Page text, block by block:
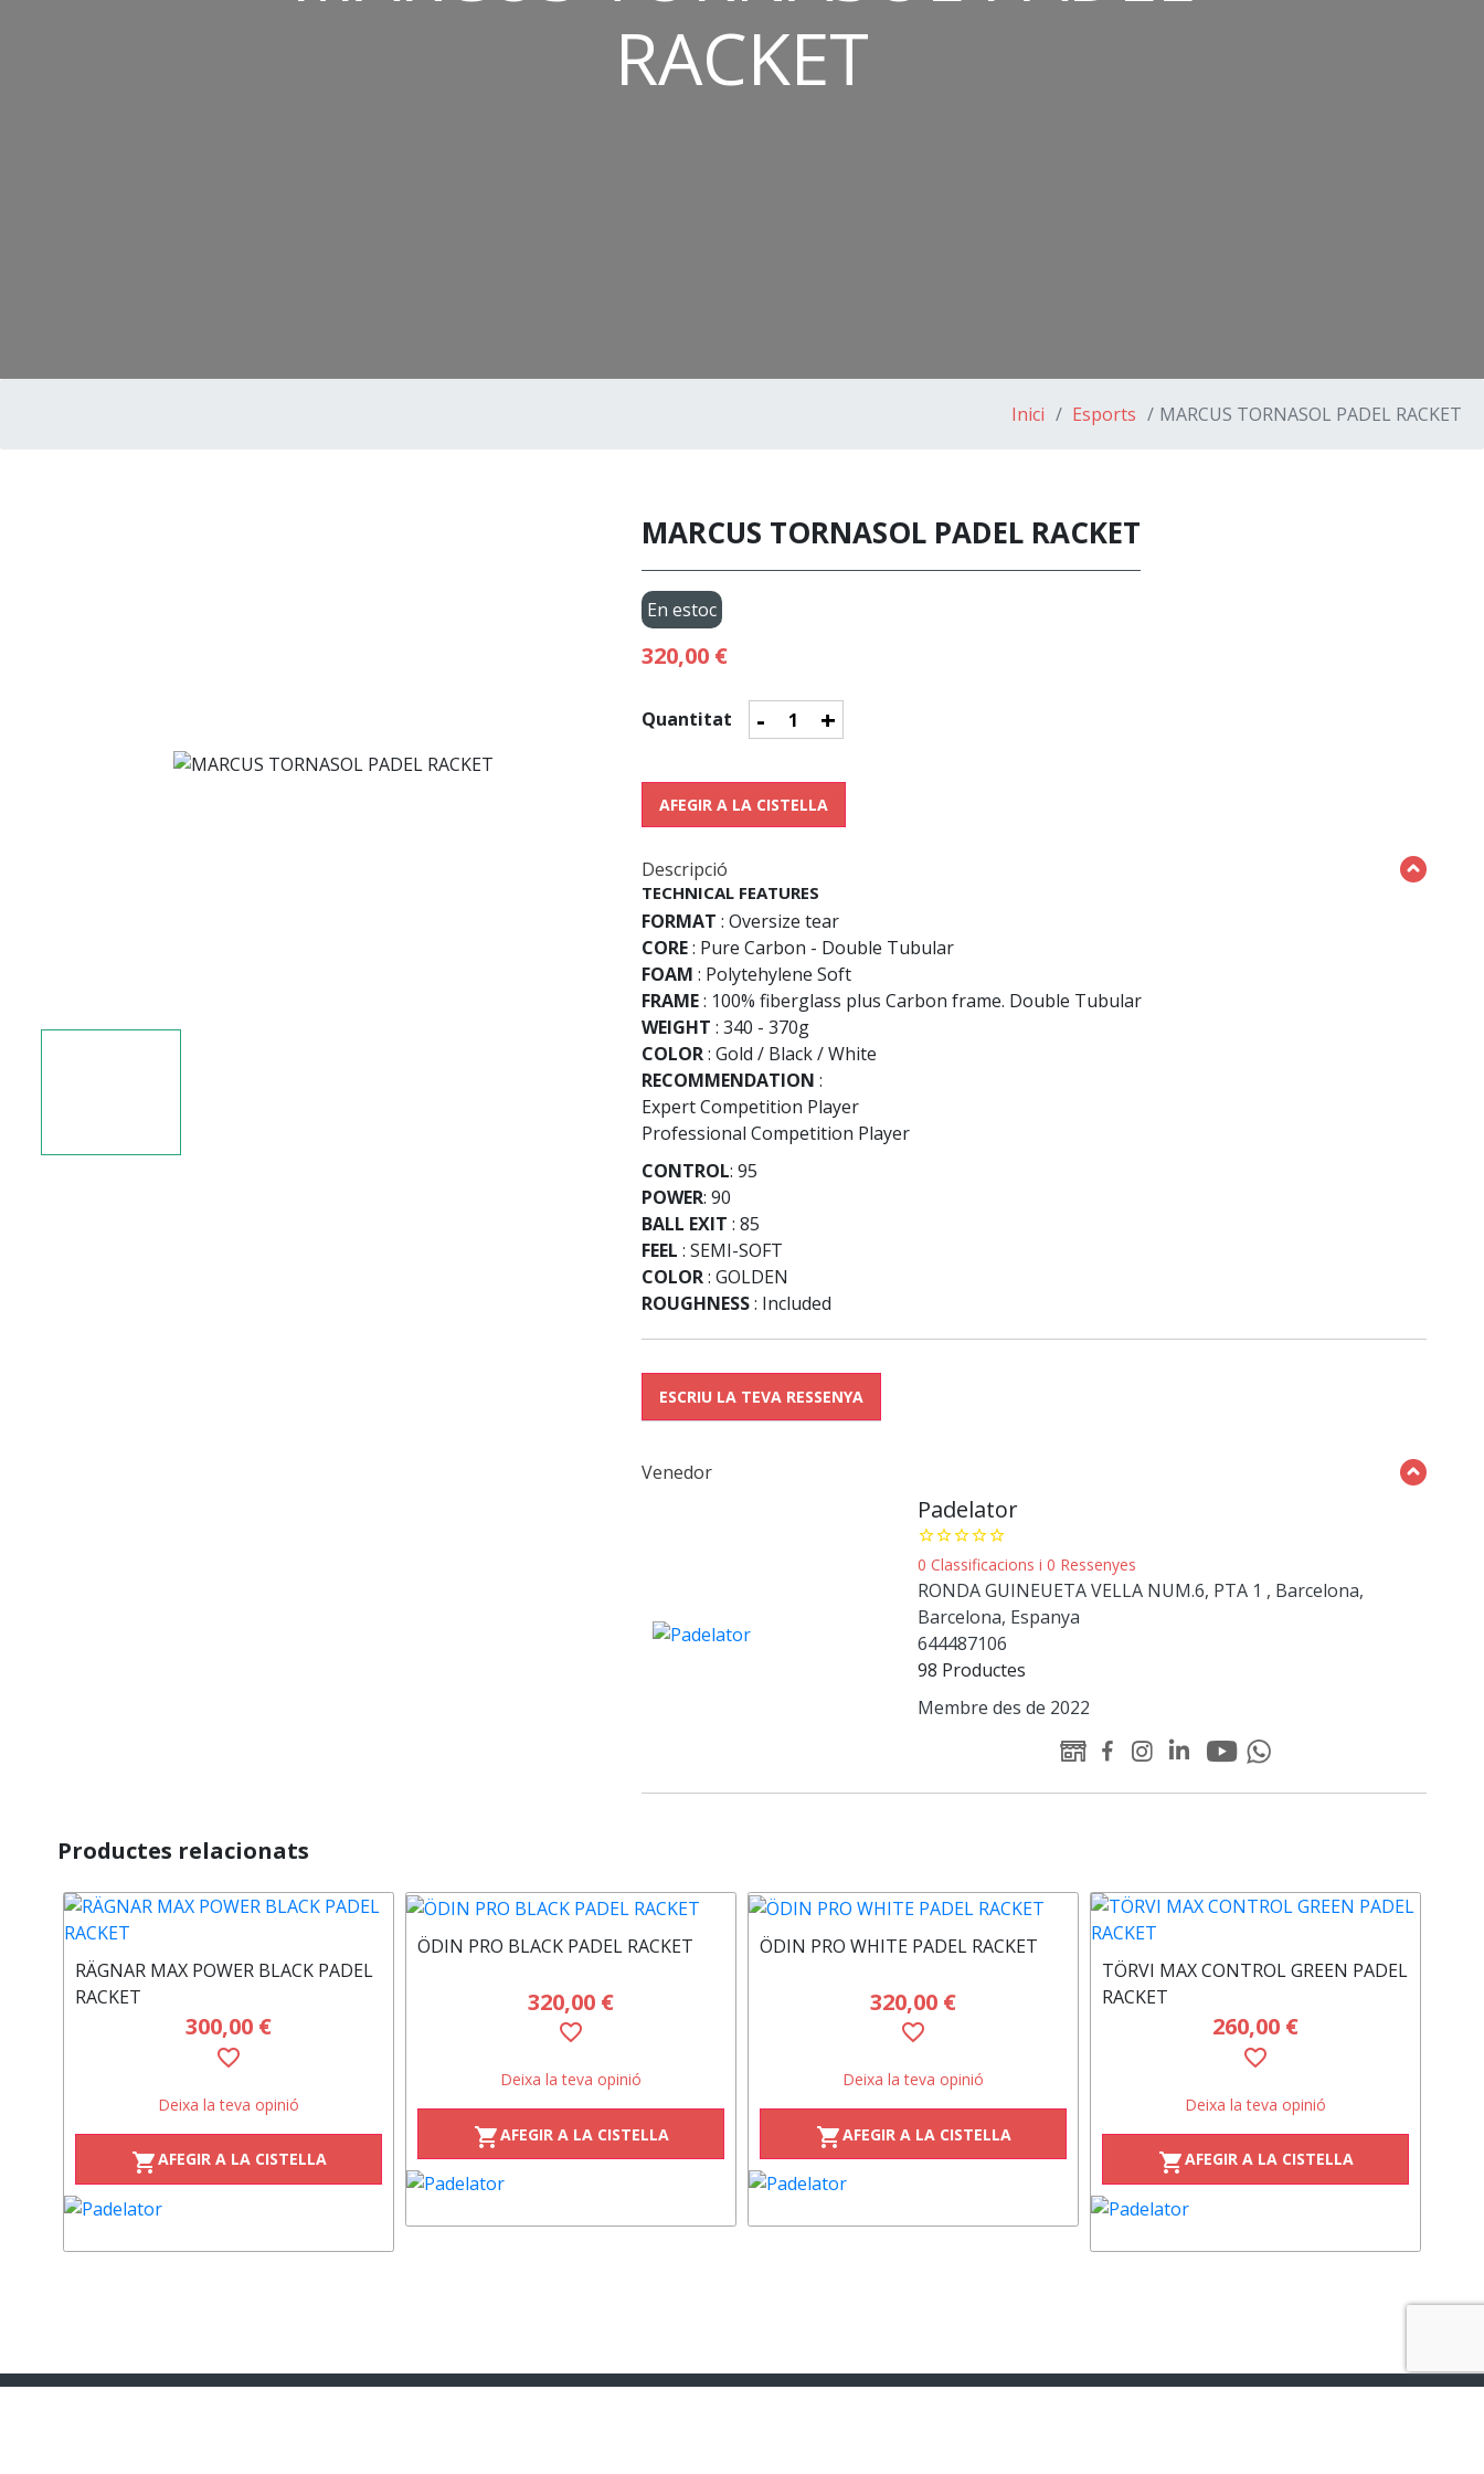
RACKET
Inici Esports MARCUS TORNASOL PADEL RACKET
MARCUS TORNASOL PADEL RACKET
En estoc
320,00 €
Quantitat - +
AFEGIR A LA CISTELLA
Descripció
TECHNICAL FEATURES
FORMAT : Oversize tear
CORE: Pure Carbon - Double Tubular
FOAM : Polytehylene Soft
FRAME: 100% fiberglass plus Carbon frame. Double Tubular
WEIGHT : 340 - 370g
COLOR: Gold / Black / White
RECOMMENDATION :
Expert Competition Player
Professional Competition Player
CONTROL: 95
POWER: 90
BALL EXIT: 85
FEEL: SEMI-SOFT
COLOR: GOLDEN
ROUGHNESS: Included
ESCRIU LA TEVA RESSENYA
Venedor
Padelator
star_borderstar_borderstar_borderstar_borderstar_border
0 Classificacions i 0 Ressenyes
RONDA GUINEUETA VELLA NUM.6, PTA 1 , Barcelona,
Barcelona, Espanya
644487106
98 Productes
Membre des de 2022
WEB
Facebook
Instagram
Linked-
Padelator
Youtube
Padelator
Whatsapp
Productes relacionats
RÄGNAR MAX POWER BLACK PADEL
RACKET
300,00 €
favorite_border
Deixa la teva opinió
shopping_cartAFEGIR A LA CISTELLA
ÖDIN PRO BLACK PADEL RACKET
320,00 €
favorite_border
Deixa la teva opinió
shopping_cartAFEGIR A LA CISTELLA
ÖDIN PRO WHITE PADEL RACKET
320,00 €
favorite_border
Deixa la teva opinió
shopping_cartAFEGIR A LA CISTELLA
TÖRVI MAX CONTROL GREEN PADEL
RACKET
260,00 €
favorite_border
Deixa la teva opinió
shopping_cartAFEGIR A LA CISTELLA